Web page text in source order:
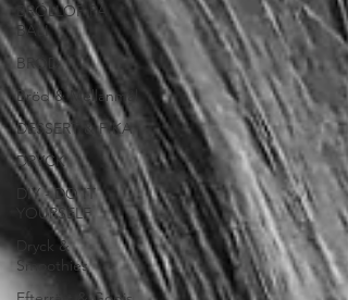
BRÖLLOP PÅ
BALI
BRÖD
Bröd & Mellanmål
DESSERT & FIKA
DRYCK
DIY - DO IT
YOURSELF
Dryck &
Smoothies